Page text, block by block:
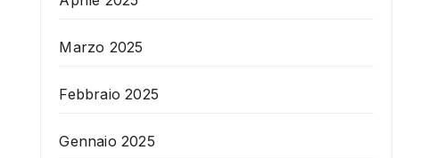
Marzo 2025
Febbraio 2025
Gennaio 2025